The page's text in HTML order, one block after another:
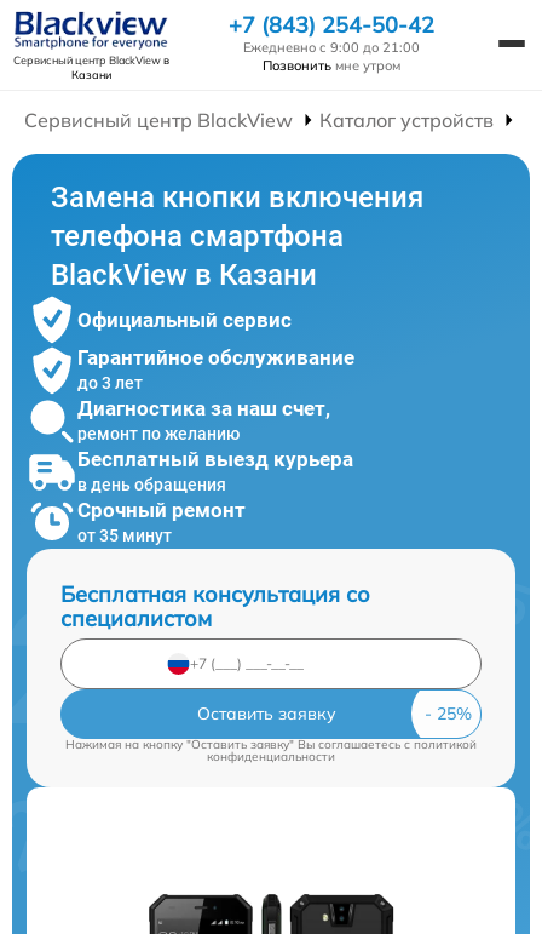
Сервисный центр BlackViewв
Казани
+7 (843) 254-50-42
Ежедневно с 9:00 до 21:00
Позвонить мне утром
Сервисный центр BlackView Каталог устройств
Замена кнопки включения
телефона смартфона
BlackView в Казани
Официальный сервис
Гарантийное обслуживание
до 3 лет
Диагностика за наш счет,
ремонт по желанию
Бесплатный выезд курьера
в день обращения
Срочный ремонт
от 35 минут
Бесплатная консультация со
специалистом
Оставить заявку
Нажимая на кнопку "Оставить заявку" Вы соглашаетесь cполитикой
конфиденциальности